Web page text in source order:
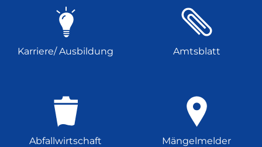
Karriere/ Ausbildung Amtsblatt
Abfallwirtschaft Mängelmelder